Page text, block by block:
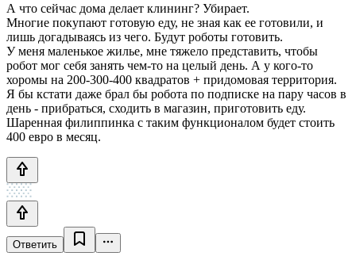
А что сейчас дома делает клининг? Убирает.
Многие покупают готовую еду, не зная как ее готовили, и
лишь догадываясь из чего. Будут роботы готовить.
У меня маленькое жилье, мне тяжело представить, чтобы
робот мог себя занять чем-то на целый день. А у кого-то
хоромы на 200-300-400 квадратов + придомовая территория.
Я бы кстати даже брал бы робота по подписке на пару часов в
день - прибраться, сходить в магазин, приготовить еду.
Шаренная филиппинка с таким функционалом будет стоить
400 евро в месяц.
Ответить